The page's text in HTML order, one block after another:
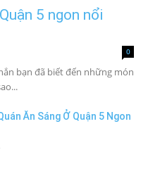
5 ngon nổi
0
bạn đã biết đến những món
Ăn Sáng Ở Quận 5 Ngon